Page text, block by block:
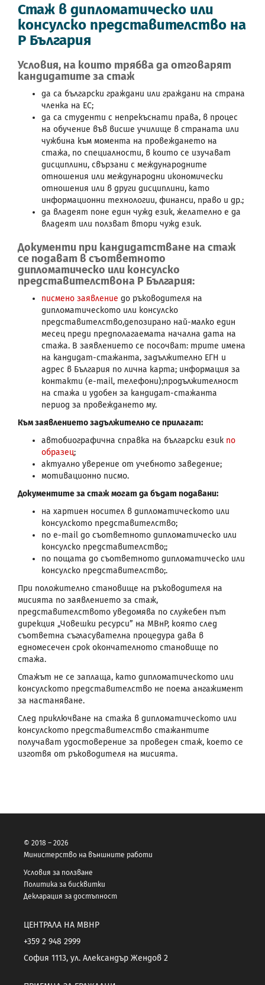
Стаж в дипломатическо или
консулско представителство на
Р България
Условия, на които трябва да отговарят
кандидатите за стаж
да са български граждани или граждани на страна
членка на ЕС;
да са студенти с непрекъснати права, в процес
на обучение във висше училище в страната или
чужбина към момента на провеждането на
стажа, по специалности, в които се изучават
дисциплини, свързани с международните
отношения или международни икономически
отношения или в други дисциплини, като
информационни технологии, финанси, право и др.;
да владеят поне един чужд език, желателно е да
владеят или ползват втори чужд език.
Документи при кандидатстване на стаж
се подават в съответното
дипломатическо или консулско
представителствона Р България:
писмено заявление до ръководителя на
дипломатическото или консулско
представителство,депозирано най-малко един
месец преди предполагаемата начална дата на
стажа. В заявлението се посочват: трите имена
на кандидат-стажанта, задължително ЕГН и
адрес в България по лична карта; информация за
контакти (e-mail, телефони);продължителност
на стажа и удобен за кандидат-стажанта
период за провеждането му.
Към заявлението задължително се прилагат:
автобиографична справка на български език по
образец;
актуално уверение от учебното заведение;
мотивационно писмо.
Документите за стаж могат да бъдат подавани:
на хартиен носител в дипломатическото или
консулското представителство;
по е-mail до съответното дипломатическо или
консулско представителство;;
по пощата до съответното дипломатическо или
консулско представителство;.
При положително становище на ръководителя на
мисията по заявлението за стаж,
представителството уведомява по служебен път
дирекция „Човешки ресурси” на МВнР, която след
съответна съгласувателна процедура дава в
едномесечен срок окончателното становище по
стажа.
Стажът не се заплаща, като дипломатическото или
консулското представителство не поема ангажимент
за настаняване.
След приключване на стажа в дипломатическото или
консулското представителство стажантите
получават удостоверение за проведен стаж, което се
изготвя от ръководителя на мисията.
© 2018 – 2026
Министерство на външните работи
Условия за ползване
Политика за бисквитки
Декларация за достъпност
ЦЕНТРАЛА НА МВНР
+359 2 948 2999
София 1113, ул. Александър Жендов 2